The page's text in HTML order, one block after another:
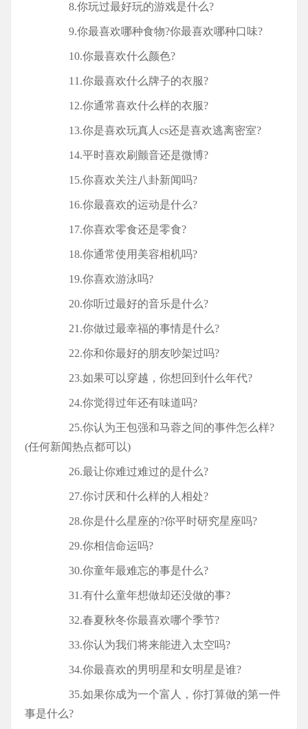
8.你玩过最好玩的游戏是什么?
9.你最喜欢哪种食物?你最喜欢哪种口味?
10.你最喜欢什么颜色?
11.你最喜欢什么牌子的衣服?
12.你通常喜欢什么样的衣服?
13.你是喜欢玩真人cs还是喜欢逃离密室?
14.平时喜欢刷颤音还是微博?
15.你喜欢关注八卦新闻吗?
16.你最喜欢的运动是什么?
17.你喜欢零食还是零食?
18.你通常使用美容相机吗?
19.你喜欢游泳吗?
20.你听过最好的音乐是什么?
21.你做过最幸福的事情是什么?
22.你和你最好的朋友吵架过吗?
23.如果可以穿越，你想回到什么年代?
24.你觉得过年还有味道吗?
25.你认为王包强和马蓉之间的事件怎么样?
(任何新闻热点都可以)
26.最让你难过难过的是什么?
27.你讨厌和什么样的人相处?
28.你是什么星座的?你平时研究星座吗?
29.你相信命运吗?
30.你童年最难忘的事是什么?
31.有什么童年想做却还没做的事?
32.春夏秋冬你最喜欢哪个季节?
33.你认为我们将来能进入太空吗?
34.你最喜欢的男明星和女明星是谁?
35.如果你成为一个富人，你打算做的第一件
事是什么?